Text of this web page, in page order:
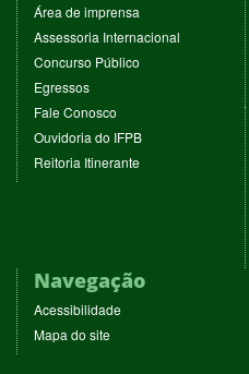
Área de imprensa
em
nova
Assessoria Internacional
Concurso Público
Egressos(abre
nova
janela)
Fale Conosco
em
nova
janela)
Ouvidoria do IFPB(abre
Reitoria Itinerante(abre
Navegação
Acessibilidade
Mapa do site